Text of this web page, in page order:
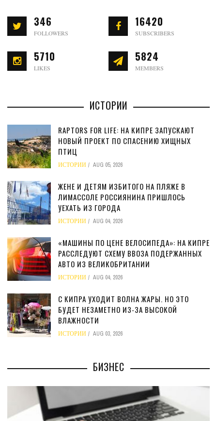
346
FOLLOWERS
16420
SUBSCRIBERS
5710
LIKES
5824
MEMBERS
ИСТОРИИ
RAPTORS FOR LIFE: НА КИПРЕ ЗАПУСКАЮТ
НОВЫЙ ПРОЕКТ ПО СПАСЕНИЮ ХИЩНЫХ
ПТИЦ
ИСТОРИИ AUG 05, 2026
ЖЕНЕ И ДЕТЯМ ИЗБИТОГО НА ПЛЯЖЕ В
ЛИМАССОЛЕ РОССИЯНИНА ПРИШЛОСЬ
УЕХАТЬ ИЗ ГОРОДА
ИСТОРИИ AUG 04, 2026
«МАШИНЫ ПО ЦЕНЕ ВЕЛОСИПЕДА»: НА КИПРЕ
РАССЛЕДУЮТ СХЕМУ ВВОЗА ПОДЕРЖАННЫХ
АВТО ИЗ ВЕЛИКОБРИТАНИИ
ИСТОРИИ AUG 04, 2026
С КИПРА УХОДИТ ВОЛНА ЖАРЫ. НО ЭТО
БУДЕТ НЕЗАМЕТНО ИЗ-ЗА ВЫСОКОЙ
ВЛАЖНОСТИ
ИСТОРИИ AUG 03, 2026
БИЗНЕС